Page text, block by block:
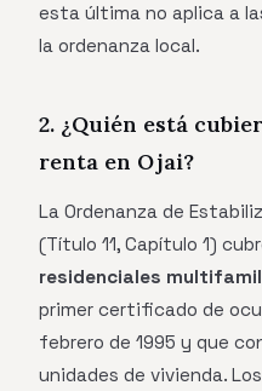
esta última no aplica a
la ordenanza local.
2. ¿Quién está
renta en Ojai?
La Ordenanza de
(Título 11, Capítulo 1)
residenciales
primer certificado de
febrero de 1995 y que
unidades de vivienda.